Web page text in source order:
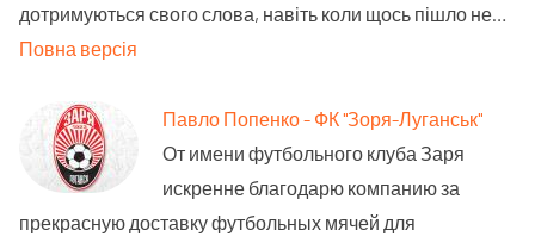
дотримуються свого слова, навіть коли щось пішло не…
Повна версія
Павло Попенко - ФК "Зоря-Луганськ"
От имени футбольного клуба Заря
искренне благодарю компанию за
прекрасную доставку футбольных мячей для